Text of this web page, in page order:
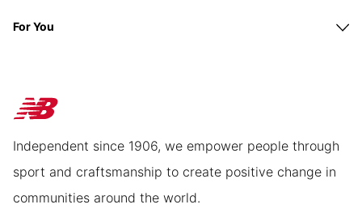
For You
Independent since 1906, we empower people through
sport and craftsmanship to create positive change in
communities around the world.